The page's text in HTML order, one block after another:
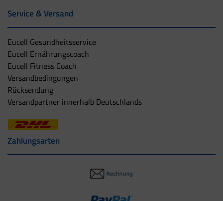
Service & Versand
Eucell Gesundheitsservice
Eucell Ernährungscoach
Eucell Fitness Coach
Versandbedingungen
Rücksendung
Versandpartner innerhalb Deutschlands
Zahlungsarten